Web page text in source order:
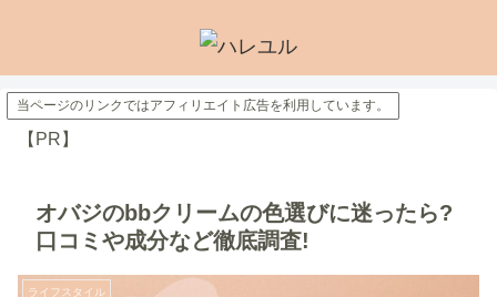
当ページのリンクではアフィリエイト広告を利用しています。
【PR】
オバジのbbクリームの色選びに迷ったら?
口コミや成分など徹底調査!
ライフスタイル